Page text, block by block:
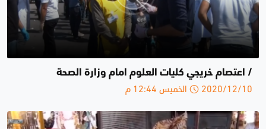
/ اعتصام خريجي كليات العلوم امام وزارة الصحة
2020/12/10 الخميس 12:44 م